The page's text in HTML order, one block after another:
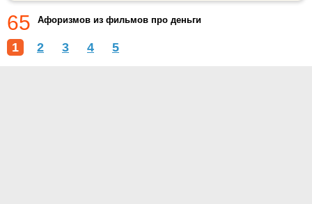
65 Афоризмов из фильмов про деньги
1 2 3 4 5